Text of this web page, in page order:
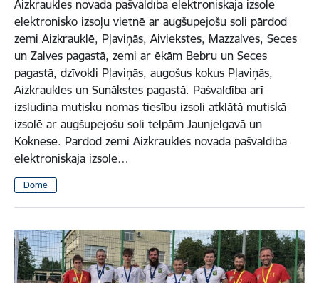
Aizkraukles novada pašvaldība elektroniskajā izsolē
elektronisko izsoļu vietnē ar augšupejošu soli pārdod
zemi Aizkrauklē, Pļaviņās, Aiviekstes, Mazzalves, Seces
un Zalves pagastā, zemi ar ēkām Bebru un Seces
pagastā, dzīvokli Pļaviņās, augošus kokus Pļaviņās,
Aizkraukles un Sunākstes pagastā. Pašvaldība arī
izsludina mutisku nomas tiesību izsoli atklātā mutiskā
izsolē ar augšupejošu soli telpām Jaunjelgavā un
Koknesē. Pārdod zemi Aizkraukles novada pašvaldība
elektroniskajā izsolē…
Dome